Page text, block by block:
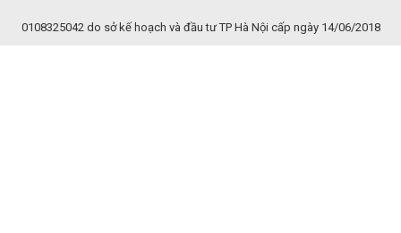
0108325042 do sở kế hoạch và đầu tư TP Hà Nội cấp ngày 14/06/2018